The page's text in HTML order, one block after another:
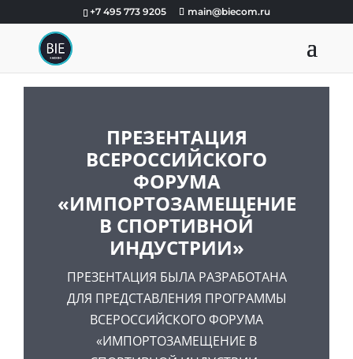
+7 495 773 9205 main@biecom.ru
ПРЕЗЕНТАЦИЯ
ВСЕРОССИЙСКОГО
ФОРУМА
«ИМПОРТОЗАМЕЩЕНИЕ
В СПОРТИВНОЙ
ИНДУСТРИИ»
ПРЕЗЕНТАЦИЯ БЫЛА РАЗРАБОТАНА
ДЛЯ ПРЕДСТАВЛЕНИЯ ПРОГРАММЫ
ВСЕРОССИЙСКОГО ФОРУМА
«ИМПОРТОЗАМЕЩЕНИЕ В